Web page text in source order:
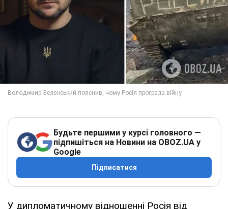
Будьте першими у курсі головного —
підпишіться на Новини на OBOZ.UA у
Google
Підписатися
У дипломатичному відношенні Росія від